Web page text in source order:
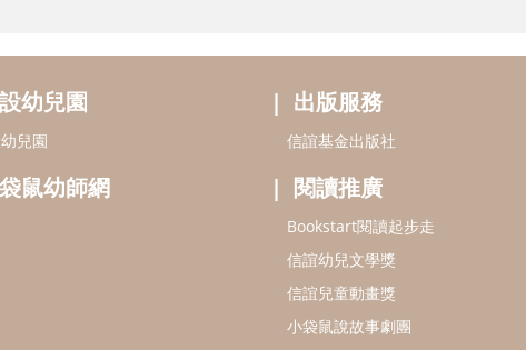
幼兒園
兒園
鼠幼師網
出版服務
信誼基金出版社
閱讀推廣
Bookstart閱讀起步走
信誼幼兒文學獎
信誼兒童動畫獎
小袋鼠說故事劇團